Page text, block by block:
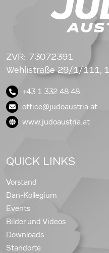
ZVR: 73072391
Wehlistraße 29/1/111,
+43 1 332 48 48
office@judoaustria.at
www.judoaustria.at
QUICK LINKS
Vorstand
Dan-Kollegium
Events
Bilder und Videos
Downloads
Standorte